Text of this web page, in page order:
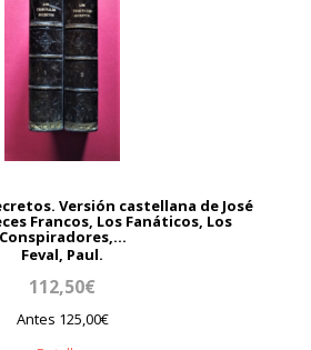
Versión castellana de José
Francos, Los Fanáticos, Los
Conspiradores,...
Feval, Paul.
112,50€
Antes 125,00€